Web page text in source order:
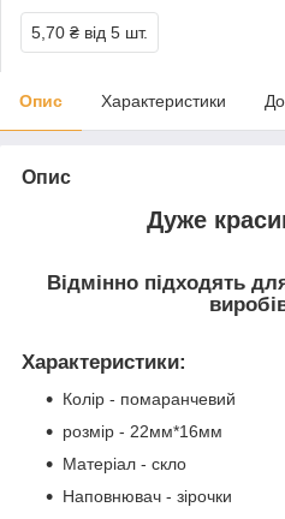
5,70 ₴ від 5 шт.
Опис Характеристики
Опис
Дуже
Відмінно підходять
Характеристики:
Колір - помаранчевий
розмір - 22мм*16мм
Матеріал - скло
Наповнювач - зірочки